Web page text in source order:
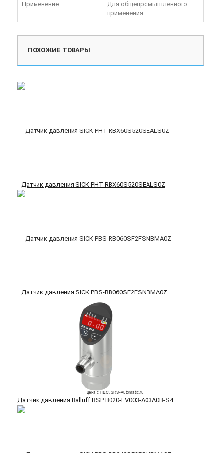
Применение
Для общепромышленного
применения
ПОХОЖИЕ ТОВАРЫ
Датчик давления SICK PHT-RBX60S520SEALS0Z
Датчик давления SICK PBS-RB060SF2FSNBMA0Z
Датчик давления Balluff BSP B020-EV003-A03A0B-S4